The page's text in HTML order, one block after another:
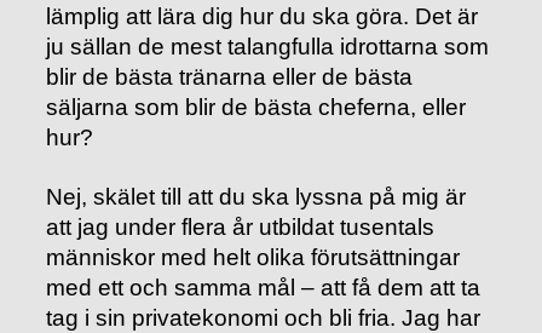
lämplig att lära dig hur du ska göra. Det är
ju sällan de mest talangfulla idrottarna som
blir de bästa tränarna eller de bästa
säljarna som blir de bästa cheferna, eller
hur?
Nej, skälet till att du ska lyssna på mig är
att jag under flera år utbildat tusentals
människor med helt olika förutsättningar
med ett och samma mål – att få dem att ta
tag i sin privatekonomi och bli fria. Jag har